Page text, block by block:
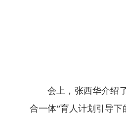
会上，张西华介绍
合一体”育人计划引导